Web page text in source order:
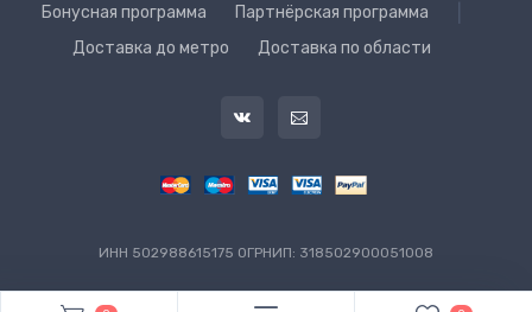
Бонусная программа
Партнёрская программа
Доставка до метро Доставка по области
ИНН 502988615175 ОГРНИП: 318502900051008